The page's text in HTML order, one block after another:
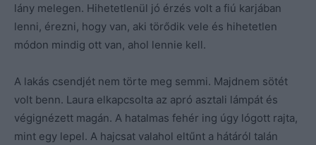
lány melegen. Hihetetlenül jó érzés volt a fiú karjában
lenni, érezni, hogy van, aki törődik vele és hihetetlen
módon mindig ott van, ahol lennie kell.
A lakás csendjét nem törte meg semmi. Majdnem sötét
volt benn. Laura elkapcsolta az apró asztali lámpát és
végignézett magán. A hatalmas fehér ing úgy lógott rajta,
mint egy lepel. A hajcsat valahol eltűnt a hátáról talán